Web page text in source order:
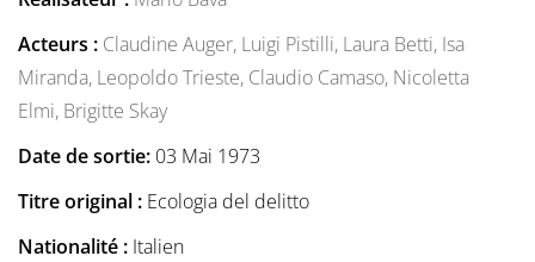
Acteurs : Claudine Auger, Luigi Pistilli, Laura Betti, Isa
Miranda, Leopoldo Trieste, Claudio Camaso, Nicoletta
Elmi, Brigitte Skay
Date de sortie: 03 Mai 1973
Titre original : Ecologia del delitto
Nationalité : Italien